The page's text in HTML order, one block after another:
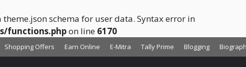
theme.json schema for user data. Syntax error in
functions.phpon line 6170
Shopping Offers Earn Online E-Mitra Tally Prime Blogging